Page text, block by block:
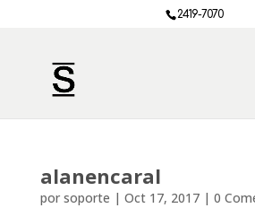
2419-7070
alanencaral
por soporte | Oct 17, 2017| 0